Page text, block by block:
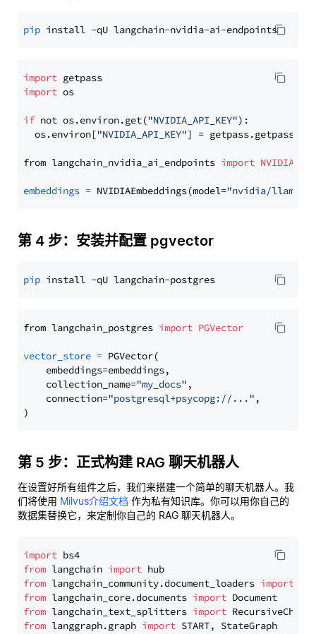
pip
import
import os
if not os.environ.get("NVIDIA_API_KEY"):
  os.environ[
"NVIDIA_API_KEY"] = getpass.getpass(
from langchain_nvidia_ai_endpoints import
embeddings = NVIDIAEmbeddings(model="nvidia/llama-
第 4 步：安装并配置 pgvector
pip
from langchain_postgres import PGVector
vector_store = PGVector(
    embeddings=embeddings,
    collection_name=
"my_docs" ,
    connection=
"postgresql+psycopg://..." ,
第 5 步：正式构建 RAG 聊天机器人
在设置好所有组件之后，我们来搭建一个简单的聊天机器人。我
们将使用 Milvus介绍文档 作为私有知识库。你可以用你自己的
数据集替换它，来定制你自己的 RAG 聊天机器人。
import
from langchain import
from langchain_community.document_loaders import
from langchain_core.documents import
from langchain_text_splitters import
from langgraph.graph import